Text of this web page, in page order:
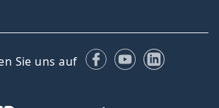
Sie uns auf Facebook
YouTubeLinkedIn